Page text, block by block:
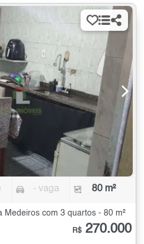
- vaga 80 m²
Medeiros com 3 quartos - 80 m²
R$ 270.000